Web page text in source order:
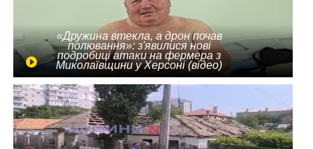
«Дружина втекла, а дрон почав
полювання»: з'явилися нові
подробиці атаки на фермера з
Миколаївщини у Херсоні (відео)